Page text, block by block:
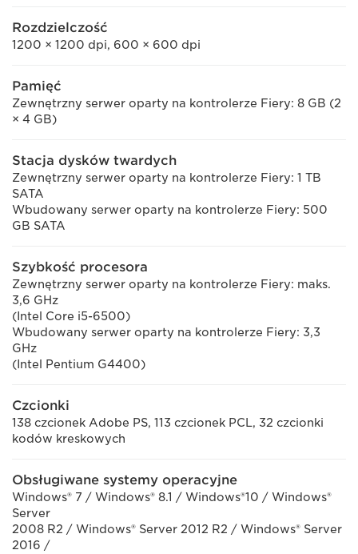
Rozdzielczość
1200 × 1200 dpi, 600 × 600 dpi
Pamięć
Zewnętrzny serwer oparty na kontrolerze Fiery: 8 GB (2
× 4 GB)
Stacja dysków twardych
Zewnętrzny serwer oparty na kontrolerze Fiery: 1 TB
SATA
Wbudowany serwer oparty na kontrolerze Fiery: 500
GB SATA
Szybkość procesora
Zewnętrzny serwer oparty na kontrolerze Fiery: maks.
3,6 GHz
(Intel Core i5-6500)
Wbudowany serwer oparty na kontrolerze Fiery: 3,3
GHz
(Intel Pentium G4400)
Czcionki
138 czcionek Adobe PS, 113 czcionek PCL, 32 czcionki
kodów kreskowych
Obsługiwane systemy operacyjne
Windows® 7 / Windows® 8.1 / Windows®10 / Windows®
Server
2008 R2 / Windows® Server 2012 R2 / Windows® Server
2016 /